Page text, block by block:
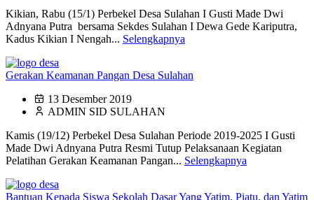
Kikian, Rabu (15/1) Perbekel Desa Sulahan I Gusti Made Dwi
Adnyana Putra bersama Sekdes Sulahan I Dewa Gede Kariputra,
Kadus Kikian I Nengah... Selengkapnya
Gerakan Keamanan Pangan Desa Sulahan
13 Desember 2019
ADMIN SID SULAHAN
Kamis (19/12) Perbekel Desa Sulahan Periode 2019-2025 I Gusti
Made Dwi Adnyana Putra Resmi Tutup Pelaksanaan Kegiatan
Pelatihan Gerakan Keamanan Pangan... Selengkapnya
Bantuan Kepada Siswa Sekolah Dasar Yang Yatim, Piatu, dan Yatim